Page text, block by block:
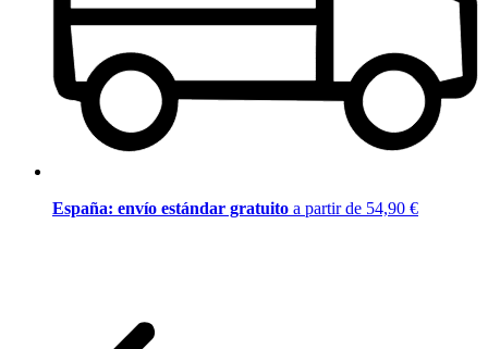
España: envío estándar gratuito a partir de 54,90 €